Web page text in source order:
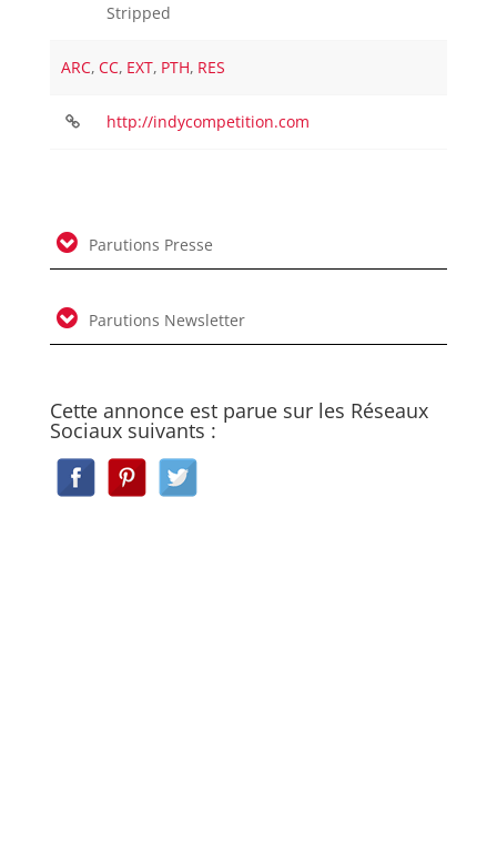
Stripped
ARC, CC, EXT, PTH, RES
http://indycompetition.com
Parutions Presse
Parutions Newsletter
Cette annonce est parue sur les Réseaux
Sociaux suivants :